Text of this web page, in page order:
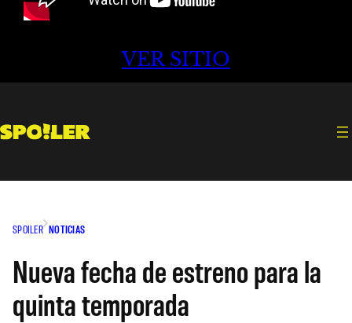
VER SITIO
SPOILER NOTICIAS
Nueva fecha de estreno para la
quinta temporada